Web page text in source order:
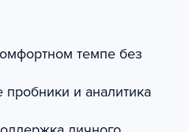
темпе без
и аналитика